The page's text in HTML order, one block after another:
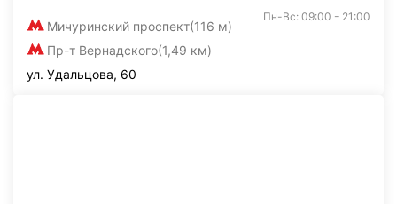
Мичуринский проспект(116 м)
Пр-т Вернадского(1,49 км)
Пн-Вс: 09:00 - 21:00
ул. Удальцова, 60